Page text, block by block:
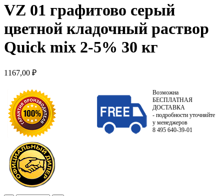
VZ 01 графитово серый
цветной кладочный раствор
Quick mix 2-5% 30 кг
1167,00 ₽
Возможна
БЕСПЛАТНАЯ
ДОСТАВКА
- подробности уточняйте
у менеджеров
8 495 640-39-01